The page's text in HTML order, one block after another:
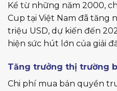
Kể từ những năm 2000,
Cup tại Việt Nam đã tăng
triệu USD, dự kiến đến
hiện sức hút lớn của giải
Tăng trưởng thị trường
Chi phí mua bản quyền